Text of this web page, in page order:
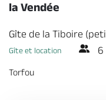
la Vendée
Gîte de la Tiboire
Gîte et location 6
Torfou